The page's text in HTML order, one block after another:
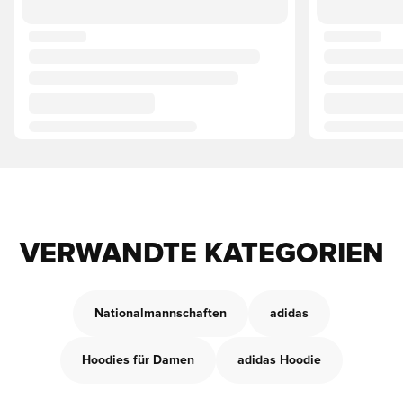
VERWANDTE KATEGORIEN
Nationalmannschaften adidas
Hoodies für Damen adidas Hoodie